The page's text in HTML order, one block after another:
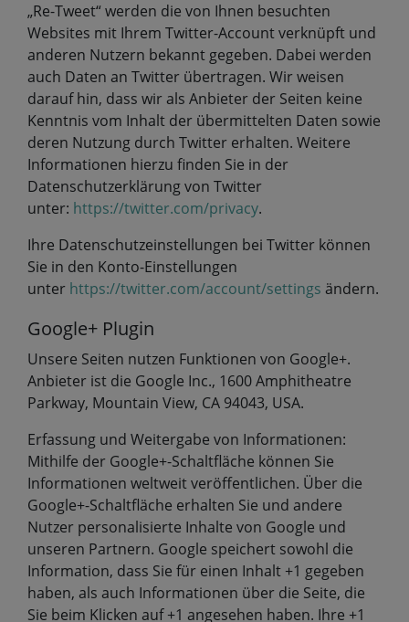
„Re-Tweet“ werden die von Ihnen besuchten
Websites mit Ihrem Twitter-Account verknüpft und
anderen Nutzern bekannt gegeben. Dabei werden
auch Daten an Twitter übertragen. Wir weisen
darauf hin, dass wir als Anbieter der Seiten keine
Kenntnis vom Inhalt der übermittelten Daten sowie
deren Nutzung durch Twitter erhalten. Weitere
Informationen hierzu finden Sie in der
Datenschutzerklärung von Twitter
unter: https://twitter.com/privacy.
Ihre Datenschutzeinstellungen bei Twitter können
Sie in den Konto-Einstellungen
unter https://twitter.com/account/settings ändern.
Google+ Plugin
Unsere Seiten nutzen Funktionen von Google+.
Anbieter ist die Google Inc., 1600 Amphitheatre
Parkway, Mountain View, CA 94043, USA.
Erfassung und Weitergabe von Informationen:
Mithilfe der Google+-Schaltfläche können Sie
Informationen weltweit veröffentlichen. Über die
Google+-Schaltfläche erhalten Sie und andere
Nutzer personalisierte Inhalte von Google und
unseren Partnern. Google speichert sowohl die
Information, dass Sie für einen Inhalt +1 gegeben
haben, als auch Informationen über die Seite, die
Sie beim Klicken auf +1 angesehen haben. Ihre +1